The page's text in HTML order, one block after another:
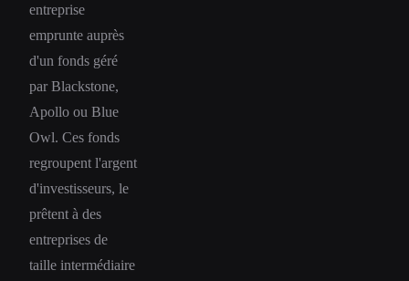
entreprise
emprunte auprès
d'un fonds géré
par Blackstone,
Apollo ou Blue
Owl. Ces fonds
regroupent l'argent
d'investisseurs, le
prêtent à des
entreprises de
taille intermédiaire